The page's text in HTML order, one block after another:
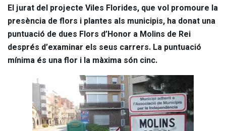
El jurat del projecte Viles Florides, que vol promoure la
presència de flors i plantes als municipis, ha donat una
puntuació de dues Flors d’Honor a Molins de Rei
després d’examinar els seus carrers. La puntuació
mínima és una flor i la màxima són cinc.